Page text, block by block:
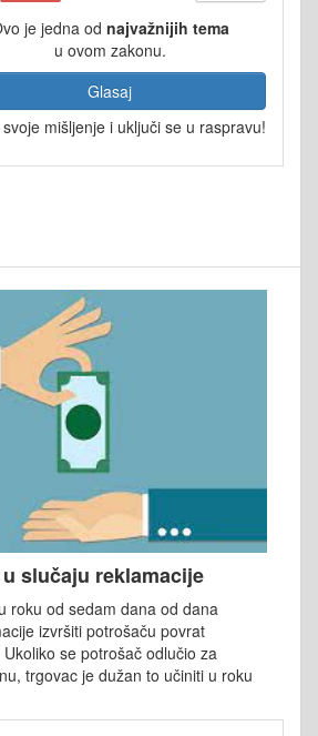
je jedna od najvažnijih tema
u ovom zakonu.
Glasaj
mišljenje i uključi se u raspravu!
slučaju reklamacije
roku od sedam dana od dana
izvršiti potrošaču povrat
se potrošač odlučio za
trgovac je dužan to učiniti u roku